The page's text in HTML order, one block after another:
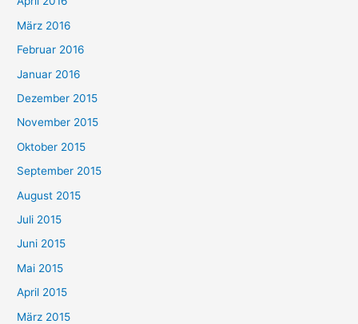
März 2016
Februar 2016
Januar 2016
Dezember 2015
November 2015
Oktober 2015
September 2015
August 2015
Juli 2015
Juni 2015
Mai 2015
April 2015
März 2015